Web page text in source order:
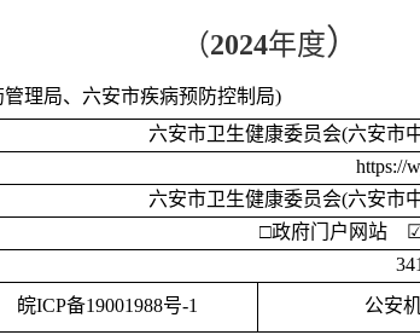
（2024年度）
理局、六安市疾病预防控制局)
六安市卫生健康委员会(六安市
https://
六安市卫生健康委员会(六安市
□政府门户网站
皖ICP备19001988号-1 公安